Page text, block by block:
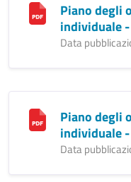
Piano degli
individuale
Data
Piano degli
individuale
Data